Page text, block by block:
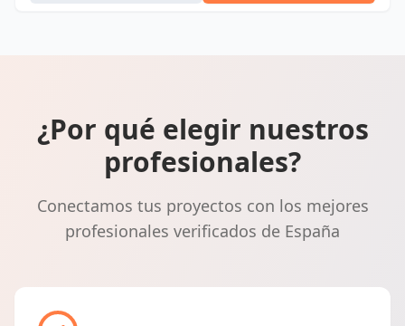
¿Por qué elegir nuestros
profesionales?
Conectamos tus proyectos con los mejores
profesionales verificados de España